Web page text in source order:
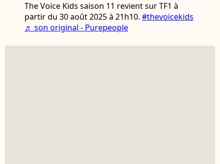
The Voice Kids saison 11 revient sur TF1 à
partir du 30 août 2025 à 21h10. #thevoicekids
♬ son original - Purepeople